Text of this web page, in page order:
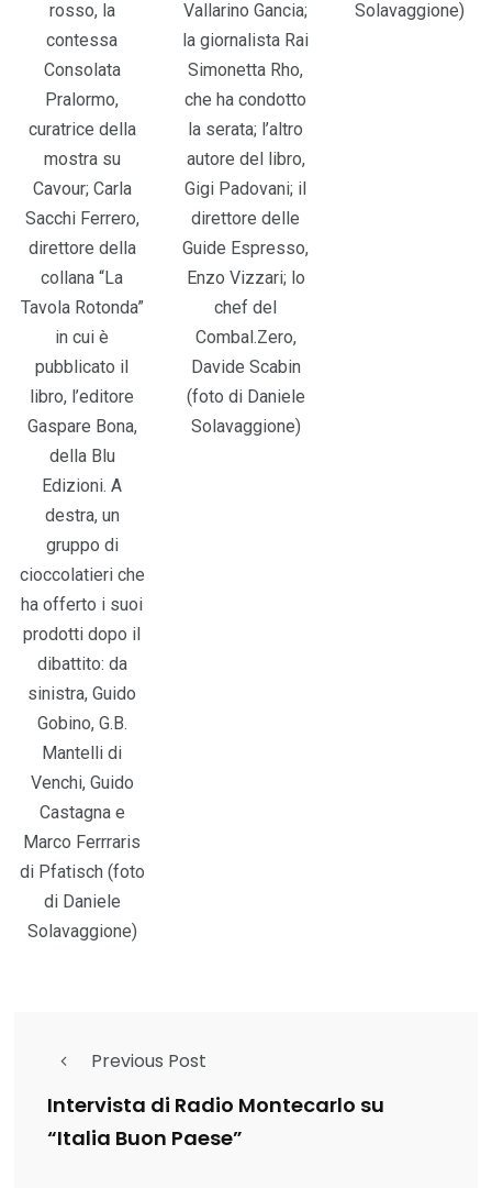
rosso, la
contessa
Consolata
Pralormo,
curatrice della
mostra su
Cavour; Carla
Sacchi Ferrero,
direttore della
collana “La
Tavola Rotonda”
in cui è
pubblicato il
libro, l’editore
Gaspare Bona,
della Blu
Edizioni. A
destra, un
gruppo di
cioccolatieri che
ha offerto i suoi
prodotti dopo il
dibattito: da
sinistra, Guido
Gobino, G.B.
Mantelli di
Venchi, Guido
Castagna e
Marco Ferrraris
di Pfatisch (foto
di Daniele
Solavaggione)
Vallarino Gancia;
la giornalista Rai
Simonetta Rho,
che ha condotto
la serata; l’altro
autore del libro,
Gigi Padovani; il
direttore delle
Guide Espresso,
Enzo Vizzari; lo
chef del
Combal.Zero,
Davide Scabin
(foto di Daniele
Solavaggione)
Solavaggione)
Previous Post
Intervista di Radio Montecarlo su
“Italia Buon Paese”